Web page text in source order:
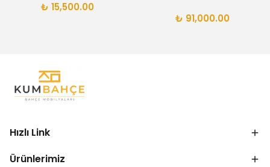
₺ 15,500.00
₺ 91,000.00
Hızlı Link
Ürünlerimiz